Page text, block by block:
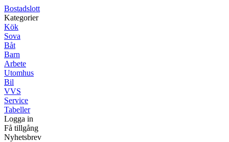
Bostadslott
Kategorier
Kök
Sova
Båt
Barn
Arbete
Utomhus
Bil
VVS
Service
Tabeller
Logga in
Få tillgång
Nyhetsbrev